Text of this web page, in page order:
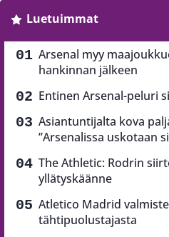
Luetuimmat
Arsenal myy
hankinnan jälkeen
Entinen Arsenal-peluri
Asiantuntijalta kova
”Arsenalissa uskotaan
The Athletic: Rodrin
yllätyskäänne
Atletico Madrid
tähtipuolustajasta